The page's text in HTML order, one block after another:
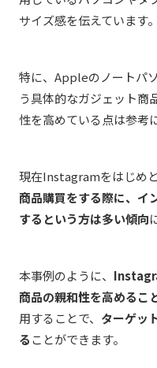
サイズ感を伝えています。
特に、Appleのノートパ
う具体的なガジェット商
性を高めている点は参考
現在Instagramをはじめ
商品購買をする際に、イ
するという方は多い傾向
本事例のように、
商品の親和性を高めるこ
用することで、 ターゲッ
ることができます。